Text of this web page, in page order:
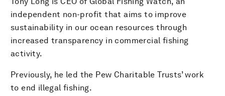
independent non-profit that aims to improve
sustainability in our ocean resources through
increased transparency in commercial fishing
activity.
Previously, he led the Pew Charitable Trusts’ work
to end illegal fishing.